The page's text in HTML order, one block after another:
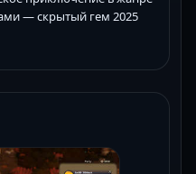
— скрытый гем 2025